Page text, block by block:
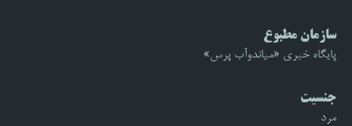
سازمان مطبوع
پایگاه خبری «میاندوآب پرس»
جنسیت
مرد